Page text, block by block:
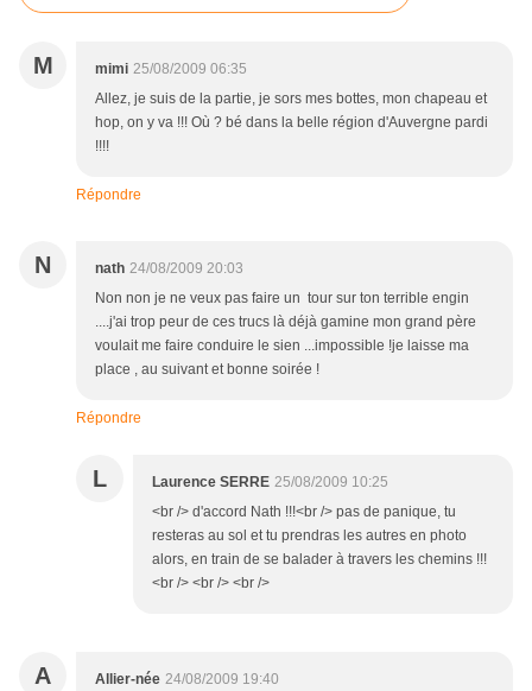
M mimi 25/08/2009 06:35
Allez, je suis de la partie, je sors mes bottes, mon chapeau et
hop, on y va !!! Où ? bé dans la belle région d'Auvergne pardi
!!!!
Répondre
N nath 24/08/2009 20:03
Non non je ne veux pas faire un tour sur ton terrible engin
....j'ai trop peur de ces trucs là déjà gamine mon grand père
voulait me faire conduire le sien ...impossible !je laisse ma
place , au suivant et bonne soirée !
Répondre
L Laurence SERRE 25/08/2009 10:25
<br /> d'accord Nath !!!<br /> pas de panique, tu
resteras au sol et tu prendras les autres en photo
alors, en train de se balader à travers les chemins !!!
<br /> <br /> <br />
A Allier-née 24/08/2009 19:40